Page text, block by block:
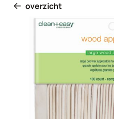
overzicht